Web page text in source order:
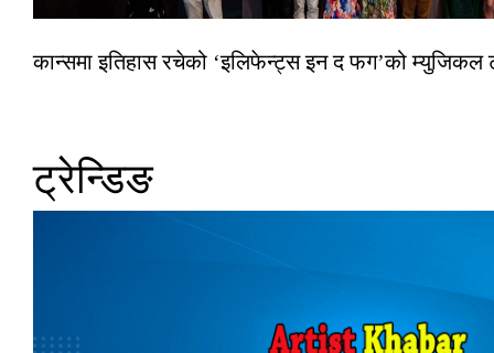
कान्समा इतिहास रचेको ‘इलिफेन्ट्स इन द फग’को म्युजिकल
ट्रेन्डिङ